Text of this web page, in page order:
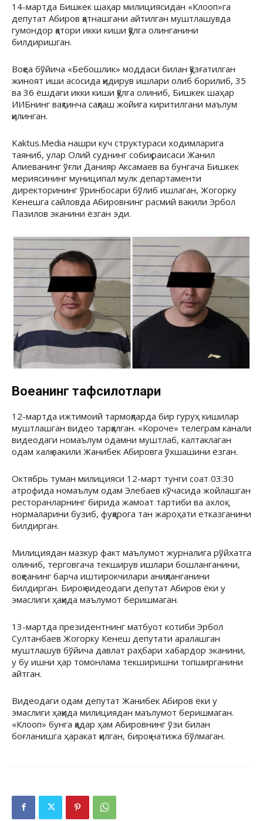
14-мартда Бишкек шаҳар милициясидан «Клооп»га
депутат Абиров қатнашгани айтилган муштлашувда
гумондор қатори икки киши қўлга олинганини
билдиришган.
Воқеа бўйича «Бебошлик» моддаси билан қўзғатилган
жиноят иши асосида қидирув ишлари олиб борилиб, 35
ва 36 ёшдаги икки киши қўлга олиниб, Бишкек шаҳар
ИИБнинг вақтинча сақлаш жойига киритилгани маълум
қилинган.
Kaktus.Media нашри куч структураси ходимларига
таяниб, улар Олий суднинг собиқ раисаси Жанил
Алиеванинг ўғли Данияр Аксамаев ва бунгача Бишкек
мериясининг муниципал мулк департаменти
директорининг ўринбосари бўлиб ишлаган, Жогорку
Кенешга сайловда Абировнинг расмий вакили Эрбол
Пазилов эканини ёзган эди.
Воқеанинг тафсилотлари
12-мартда ижтимоий тармоқларда бир гуруҳ кишилар
муштлашган видео тарқалган. «Короче» телеграм канали
видеодаги номаълум одамни муштлаб, калтаклаган
одам халқ вакили Жанибек Абировга ўхшашини ёзган.
Октябрь туман милицияси 12-март тунги соат 03:30
атрофида номаълум одам Элебаев кўчасида жойлашган
ресторанларнинг бирида жамоат тартиби ва ахлоқ
нормаларини бузиб, фуқарога тан жароҳати етказганини
билдирган.
Милициядан мазкур факт маълумот журналига рўйхатга
олиниб, терговгача текширув ишлари бошланганини,
воқеанинг барча иштирокчилари аниқланганини
билдирган. Бироқ видеодаги депутат Абиров ёки у
эмаслиги ҳақида маълумот беришмаган.
13-мартда президентнинг матбуот котиби Эрбол
Султанбаев Жогорку Кенеш депутати аралашган
муштлашув бўйича давлат раҳбари хабардор эканини,
у бу ишни ҳар томонлама текширишни топширганини
айтган.
Видеодаги одам депутат Жанибек Абиров ёки у
эмаслиги ҳақида милициядан маълумот беришмаган.
«Клооп» бунга қадар ҳам Абировнинг ўзи билан
боғланишга ҳаракат қилган, бироқ натижа бўлмаган.